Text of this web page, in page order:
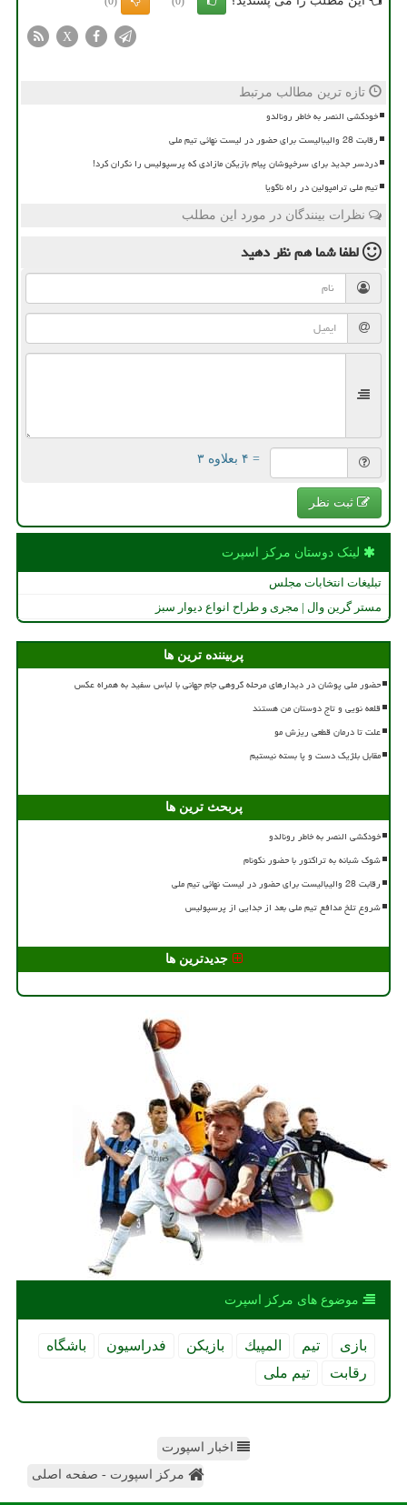
X
تازه ترین مطالب مرتبط
خودکشی النصر به خاطر رونالدو
رقابت 28 والیبالیست برای حضور در لیست نهائی تیم ملی
دردسر جدید برای سرخپوشان پیام بازیکن مازادی که پرسپولیس را نگران کرد!
تیم ملی ترامپولین در راه ناگویا
نظرات بینندگان در مورد این مطلب
لطفا شما همنظر دهید
= ۴ بعلاوه ۳
ثبت نظر
لینک دوستان مركز اسپرت
تبلیغات انتخابات مجلس
مستر گرین وال | مجری و طراح انواع دیوار سبز
پربیننده ترین ها
حضور ملی پوشان در دیدارهای مرحله گروهی جام جهانی با لباس سفید به همراه عکس
قلعه نویی و تاج دوستان من هستند
علت تا درمان قطعی ریزش مو
مقابل بلژیک دست و پا بسته نیستیم
پربحث ترین ها
خودکشی النصر به خاطر رونالدو
شوک شبانه به تراکتور با حضور نکونام
رقابت 28 والیبالیست برای حضور در لیست نهائی تیم ملی
شروع تلخ مدافع تیم ملی بعد از جدایی از پرسپولیس
جدیدترین ها
موضوع های مركز اسپرت
بازی تیم المپیك بازیكن فدراسیون
باشگاه
رقابت
تیم ملی
اخبار اسپورت
مرکز اسپورت - صفحه اصلی